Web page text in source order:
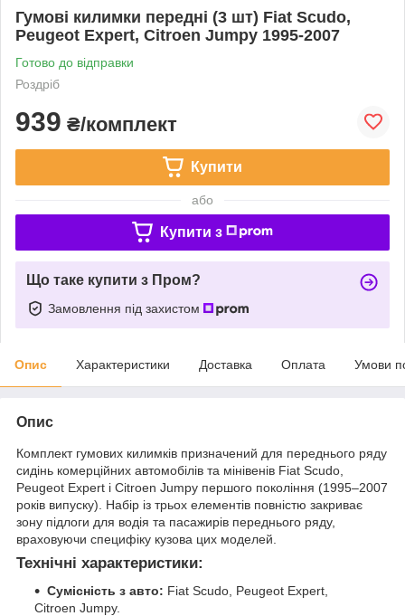
Гумові килимки передні (3 шт) Fiat Scudo,
Peugeot Expert, Citroen Jumpy 1995-2007
Готово до відправки
Роздріб
939 ₴/комплект
Купити
або
Купити з
Що таке купити з Пром?
Замовлення під захистом
Опис Характеристики Доставка Оплата Умови
Опис
Комплект гумових килимків призначений для переднього ряду
сидінь комерційних автомобілів та мінівенів Fiat Scudo,
Peugeot Expert і Citroen Jumpy першого покоління (1995–2007
років випуску). Набір із трьох елементів повністю закриває
зону підлоги для водія та пасажирів переднього ряду,
враховуючи специфіку кузова цих моделей.
Технічні характеристики:
Сумісність з авто: Fiat Scudo, Peugeot Expert,
Citroen Jumpy.